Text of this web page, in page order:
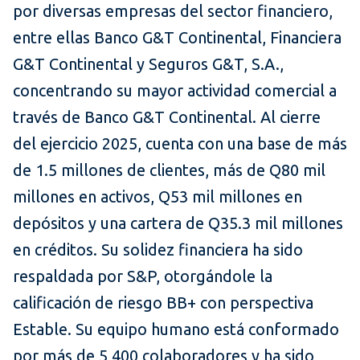
por diversas empresas del sector financiero,
entre ellas Banco G&T Continental, Financiera
G&T Continental y Seguros G&T, S.A.,
concentrando su mayor actividad comercial a
través de Banco G&T Continental. Al cierre
del ejercicio 2025, cuenta con una base de más
de 1.5 millones de clientes, más de Q80 mil
millones en activos, Q53 mil millones en
depósitos y una cartera de Q35.3 mil millones
en créditos. Su solidez financiera ha sido
respaldada por S&P, otorgándole la
calificación de riesgo BB+ con perspectiva
Estable. Su equipo humano está conformado
por más de 5,400 colaboradores y ha sido